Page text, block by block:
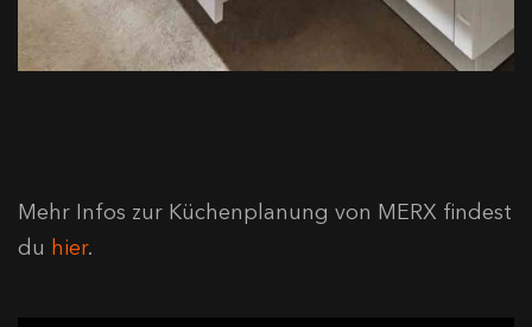
Mehr Infos zur Küchenplanung von MERX findest
du hier.